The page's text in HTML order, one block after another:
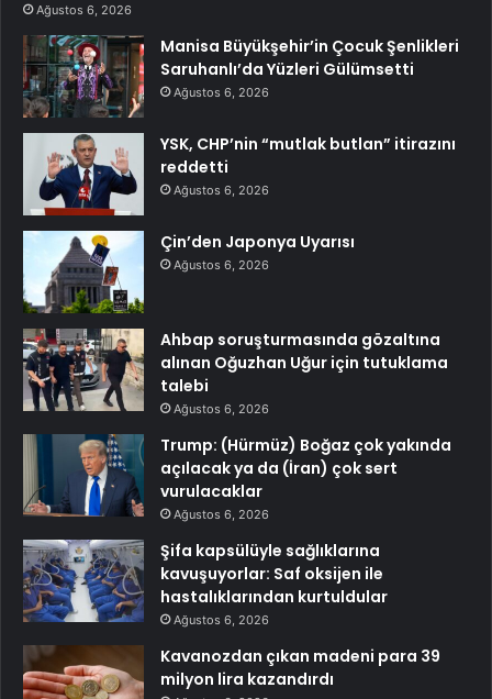
Ağustos 6, 2026
Manisa Büyükşehir’in Çocuk Şenlikleri
Saruhanlı’da Yüzleri Gülümsetti
Ağustos 6, 2026
YSK, CHP’nin “mutlak butlan” itirazını
reddetti
Ağustos 6, 2026
Çin’den Japonya Uyarısı
Ağustos 6, 2026
Ahbap soruşturmasında gözaltına
alınan Oğuzhan Uğur için tutuklama
talebi
Ağustos 6, 2026
Trump: (Hürmüz) Boğaz çok yakında
açılacak ya da (İran) çok sert
vurulacaklar
Ağustos 6, 2026
Şifa kapsülüyle sağlıklarına
kavuşuyorlar: Saf oksijen ile
hastalıklarından kurtuldular
Ağustos 6, 2026
Kavanozdan çıkan madeni para 39
milyon lira kazandırdı